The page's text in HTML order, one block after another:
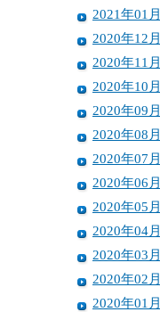
2021年01月
2020年12月
2020年11月
2020年10月
2020年09月
2020年08月
2020年07月
2020年06月
2020年05月
2020年04月
2020年03月
2020年02月
2020年01月